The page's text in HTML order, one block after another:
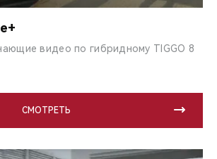
видео по гибридному TIGGO 8
СМОТРЕТЬ